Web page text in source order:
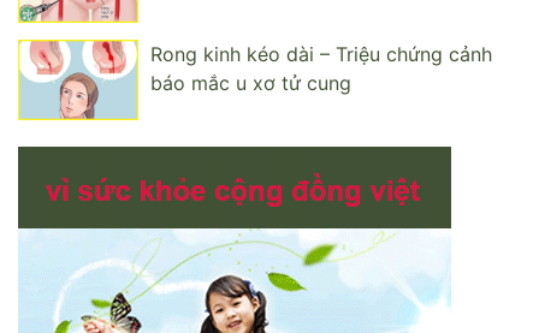
Rong kinh kéo dài – Triệu chứng cảnh
báo mắc u xơ tử cung